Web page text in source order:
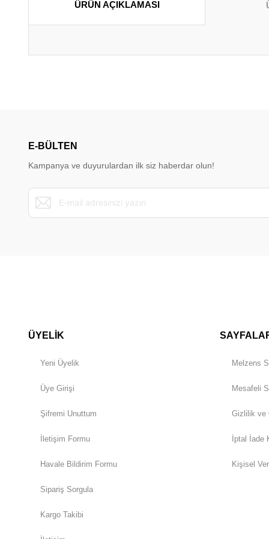
ÜRÜN AÇIKLAMASI
Ürün açıklamasında eksik bilgiler bulunuyor.
Ürün bilgilerinde hatalar bulunuyor.
Bu ürüne benzer farklı alternatifler olmalı.
E-BÜLTEN
Kampanya ve duyurulardan ilk siz haberdar olun!
ÜYELİK
Yeni Üyelik
Üye Girişi
Şifremi Unuttum
İletişim Formu
Havale Bildirim Formu
Sipariş Sorgula
Kargo Takibi
Melzens
Mesafeli
Gizlilik ve
İptal İade
Kişisel